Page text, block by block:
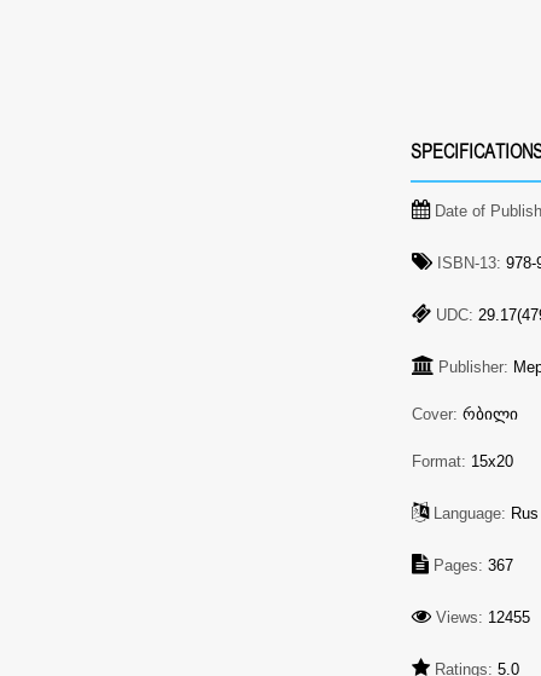
Date of
ISBN-13: 978-
UDC:
Publisher:
Cover: რბილი
Format: 15x20
Language: Rus
Pages: 367
Views: 12455
Ratings: 5.0